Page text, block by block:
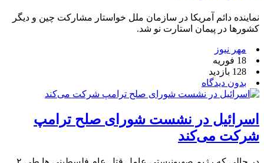
نماینده دائم آمریکا در سازمان ملل خواستار مشارکت چین و دیگر
کشورها در پیمان استارت نو شد.
مهر نیوز
18 فوریه
128 بازدید
بدون دیدگاه
اسرائیل در نشست شورای صلح ترامپ
شرکت می‌کند